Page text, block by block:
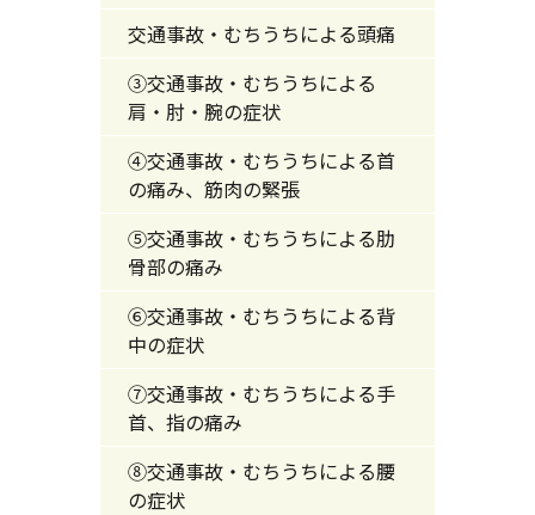
交通事故・むちうちによる頭痛
③交通事故・むちうちによる
肩・肘・腕の症状
④交通事故・むちうちによる首
の痛み、筋肉の緊張
⑤交通事故・むちうちによる肋
骨部の痛み
⑥交通事故・むちうちによる背
中の症状
⑦交通事故・むちうちによる手
首、指の痛み
⑧交通事故・むちうちによる腰
の症状